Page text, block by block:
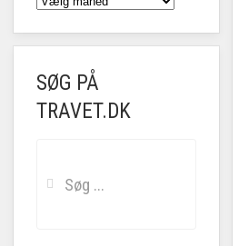
SØG PÅ
TRAVET.DK